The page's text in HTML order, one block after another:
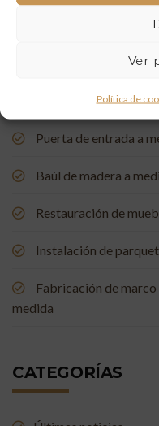
Ver
Política de
Restauración de una
Puerta de entrada a
Baúl de madera a
Restauración de
Instalación de
Fabricación de
medida
CATEGORÍAS